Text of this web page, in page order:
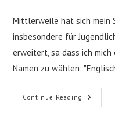
Mittlerweile hat sich mein
insbesondere für
erweitert, sa dass ich
Namen zu wählen:
Continue Reading Neuer
Name